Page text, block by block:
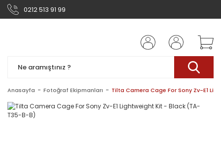
0212 513 91 99
Anasayfa Fotoğraf Ekipmanları Tilta Camera Cage For Sony Zv-E1